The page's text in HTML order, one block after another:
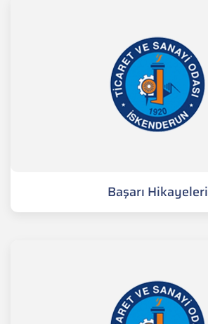
Başarı Hikayeleri